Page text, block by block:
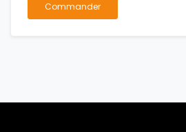
Commander